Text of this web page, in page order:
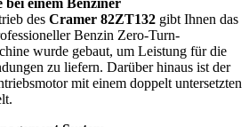
des Cramer 82ZT132 gibt Ihnen das
Benzin Zero-Turn-
wurde gebaut, um Leistung für die
zu liefern. Darüber hinaus ist der
mit einem doppelt untersetzten